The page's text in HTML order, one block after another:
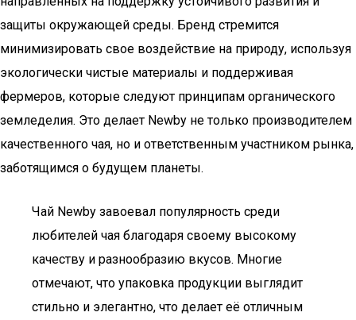
защиты окружающей среды. Бренд стремится
минимизировать свое воздействие на природу, используя
экологически чистые материалы и поддерживая
фермеров, которые следуют принципам органического
земледелия. Это делает Newby не только производителем
качественного чая, но и ответственным участником рынка,
заботящимся о будущем планеты.
Чай Newby завоевал популярность среди
любителей чая благодаря своему высокому
качеству и разнообразию вкусов. Многие
отмечают, что упаковка продукции выглядит
стильно и элегантно, что делает её отличным